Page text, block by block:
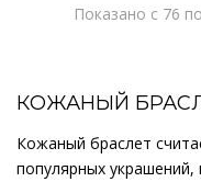
Показано с 76
КОЖАНЫЙ
Кожаный браслет
популярных украшений,